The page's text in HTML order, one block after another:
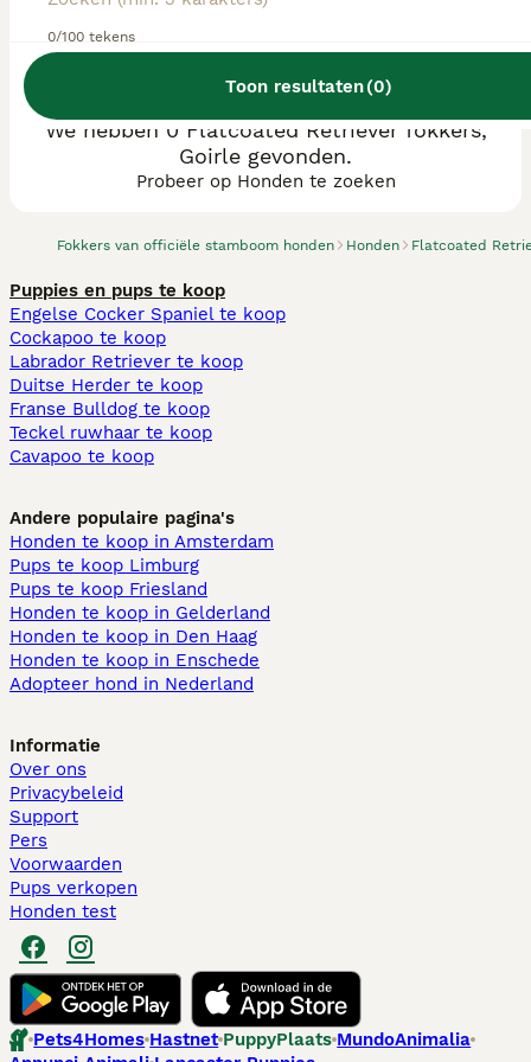
0/100 tekens
Toon resultaten(0)
Fokkers van officiële stamboom honden Honden Flatcoated
We hebben 0 Flatcoated Retriever fokkers,
Goirle gevonden.
Probeer op Honden te zoeken
Puppies en pups te koop
Engelse Cocker Spaniel te koop
Cockapoo te koop
Labrador Retriever te koop
Duitse Herder te koop
Franse Bulldog te koop
Teckel ruwhaar te koop
Cavapoo te koop
Andere populaire pagina's
Honden te koop in Amsterdam
Pups te koop Limburg​
Pups te koop Friesland​
Honden te koop in Gelderland
Honden te koop in Den Haag
Honden te koop in Enschede
Adopteer hond in Nederland
Informatie
Over ons
Privacybeleid
Support
Pers
Voorwaarden
Pups verkopen
Honden test
Pets4Homes Hastnet PuppyPlaats MundoAnimalia